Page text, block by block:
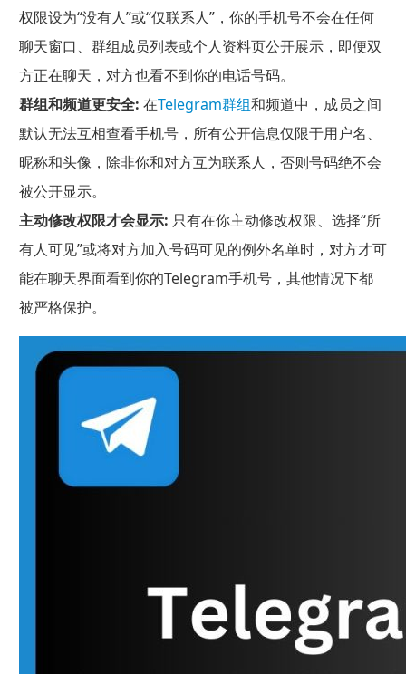
权限设为“没有人”或“仅联系人”，你的手机号不会在任何
聊天窗口、群组成员列表或个人资料页公开展示，即便双
方正在聊天，对方也看不到你的电话号码。
群组和频道更安全: 在Telegram群组和频道中，成员之间
默认无法互相查看手机号，所有公开信息仅限于用户名、
昵称和头像，除非你和对方互为联系人，否则号码绝不会
被公开显示。
主动修改权限才会显示: 只有在你主动修改权限、选择“所
有人可见”或将对方加入号码可见的例外名单时，对方才可
能在聊天界面看到你的Telegram手机号，其他情况下都
被严格保护。